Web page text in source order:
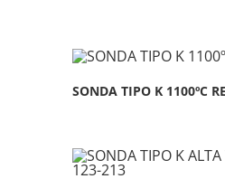
SONDA TIPO K 1100ºC